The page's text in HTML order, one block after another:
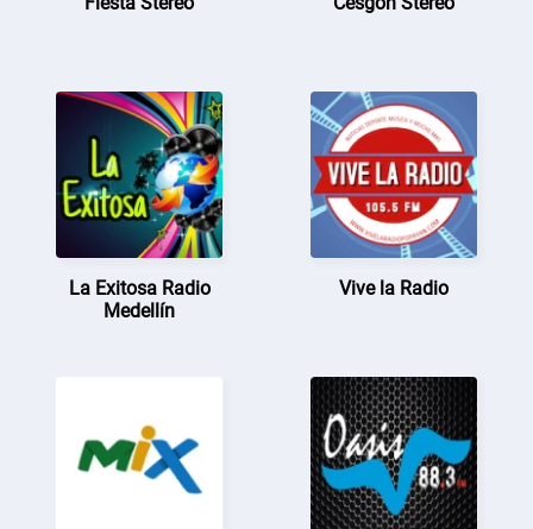
La Exitosa Radio
Medellín
Vive la Radio